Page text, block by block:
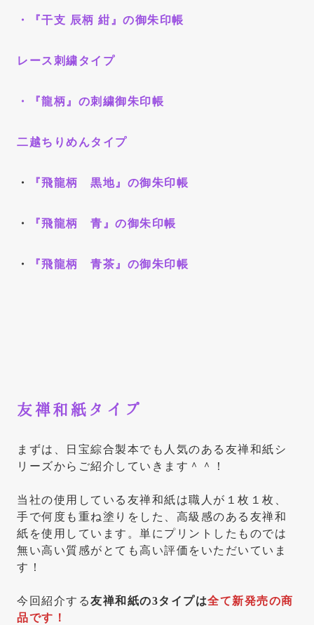
・ 『干支 辰柄 紺』の御朱印帳
レース刺繍タイプ
・ 『龍柄』の刺繍御朱印帳
二越ちりめんタイプ
・ 『飛龍柄 黒地』の御朱印帳
・ 『飛龍柄 青』の御朱印帳
・ 『飛龍柄 青茶』の御朱印帳
友禅和紙タイプ
まずは、日宝綜合製本でも人気のある友禅和紙シ
リーズからご紹介していきます＾＾！
当社の使用している友禅和紙は職人が１枚１枚、
手で何度も重ね塗りをした、高級感のある友禅和
紙を使用しています。単にプリントしたものでは
無い高い質感がとても高い評価をいただいていま
す！
今回紹介する友禅和紙の3タイプは全て新発売の商
品です！